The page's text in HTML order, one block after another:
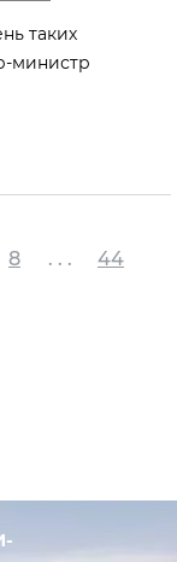
таких
министр
8 . . .
44